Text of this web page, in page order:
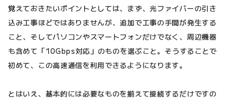
覚えておきたいポイントとしては、まず、光ファイバーの引き
込み工事ほどではありませんが、追加で工事の手間が発生する
こと、そしてパソコンやスマートフォンだけでなく、周辺機器
も含めて「10Gbps対応」のものを選ぶこと。そうすることで
初めて、この高速通信を利用できるようになります。
とはいえ、基本的には必要なものを揃えて接続するだけですの